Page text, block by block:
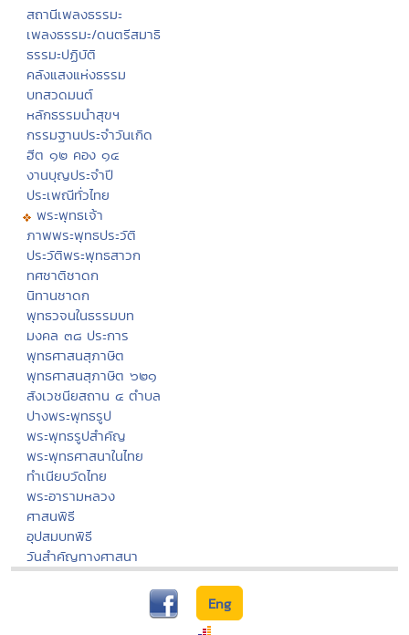
สถานีเพลงธรรมะ
เพลงธรรมะ/ดนตรีสมาธิ
ธรรมะปฏิบัติ
คลังแสงแห่งธรรม
บทสวดมนต์
หลักธรรมนำสุขฯ
กรรมฐานประจำวันเกิด
ฮีต ๑๒ คอง ๑๔
งานบุญประจำปี
ประเพณีทั่วไทย
พระพุทธเจ้า
ภาพพระพุทธประวัติ
ประวัติพระพุทธสาวก
ทศชาติชาดก
นิทานชาดก
พุทธวจนในธรรมบท
มงคล ๓๘ ประการ
พุทธศาสนสุภาษิต
พุทธศาสนสุภาษิต ๖๒๑
สังเวชนียสถาน ๔ ตำบล
ปางพระพุทธรูป
พระพุทธรูปสำคัญ
พระพุทธศาสนาในไทย
ทำเนียบวัดไทย
พระอารามหลวง
ศาสนพิธี
อุปสมบทพิธี
วันสำคัญทางศาสนา
Eng